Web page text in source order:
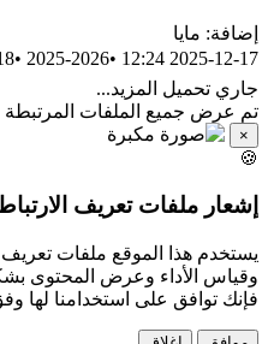
إضافة: مايا
2025-12-17 12:24
•
2025-2026
•
جاري تحميل المزيد...
تم عرض جميع الملفات المرتبطة
×
🍪
إشعار ملفات تعريف
يستخدم هذا الموقع ملفات تعريف
وقياس الأداء وعرض المحتوى
فإنك توافق على استخدامنا لها